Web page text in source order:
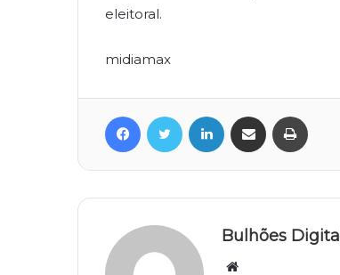
eleitoral.
midiamax
FacebookTwitter Linkedin Compartilhar via e-mail
Bulhões Digital
Website